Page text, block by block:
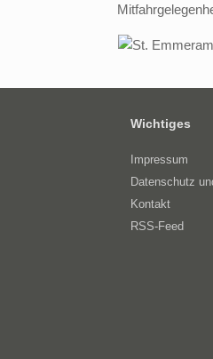
Wichtiges
Impressum
Datenschutz
Kontakt
RSS-Feed